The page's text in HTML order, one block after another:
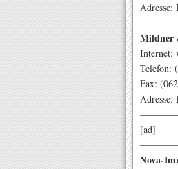
Adresse:
Mildner
Internet:
Telefon:
Fax:
Adresse:
[ad]
Nova-